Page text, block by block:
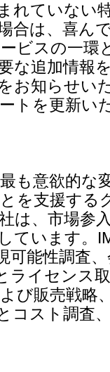
れていない
合は、喜ん
ビスの一環
な追加情報
お知らせい
トを更新い
も意欲的な
を支援する
は、市場参
ています。
可能性調査
ライセンス
び販売戦略
コスト調査